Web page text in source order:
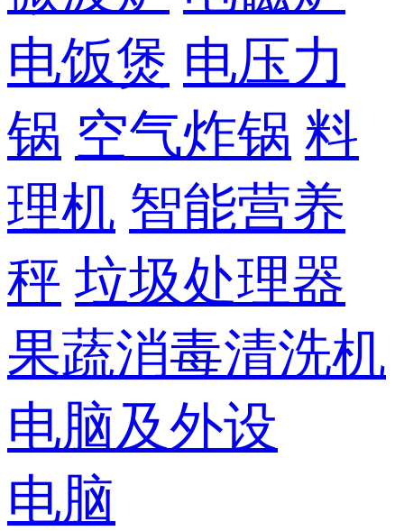
电饭煲 电压力
锅 空气炸锅 料
理机 智能营养
秤 垃圾处理器
果蔬消毒清洗机
电脑及外设
电脑